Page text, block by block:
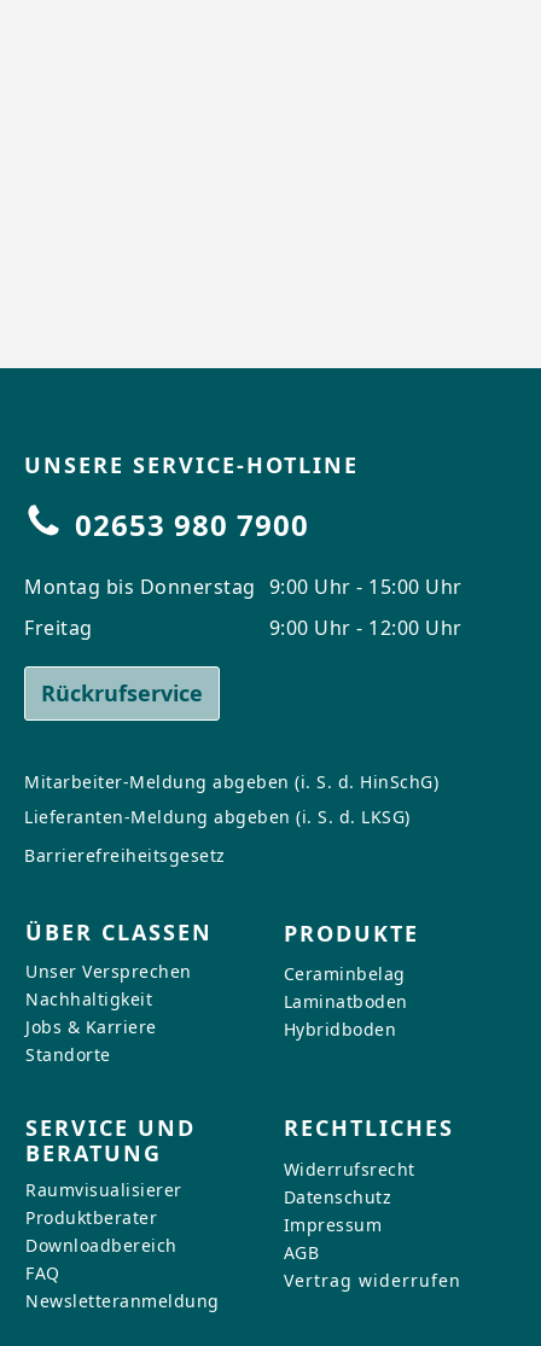
UNSERE SERVICE-HOTLINE
02653 980 7900
Montag bis Donnerstag
Freitag
9:00 Uhr - 15:00 Uhr
9:00 Uhr - 12:00 Uhr
Rückrufservice
Mitarbeiter-Meldung abgeben (i. S. d. HinSchG)
Lieferanten-Meldung abgeben (i. S. d. LKSG)
Barrierefreiheitsgesetz
ÜBER CLASSEN
Unser Versprechen
Nachhaltigkeit
Jobs & Karriere
Standorte
PRODUKTE
Ceraminbelag
Laminatboden
Hybridboden
SERVICE UND
BERATUNG
Raumvisualisierer
Produktberater
Downloadbereich
FAQ
Newsletteranmeldung
RECHTLICHES
Widerrufsrecht
Datenschutz
Impressum
AGB
Vertrag widerrufen